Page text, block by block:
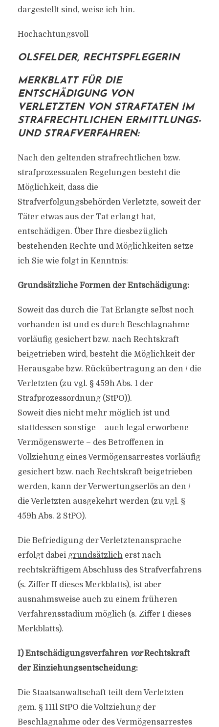
dargestellt sind, weise ich hin.
Hochachtungsvoll
OLSFELDER, RECHTSPFLEGERIN
MERKBLATT FÜR DIE
ENTSCHÄDIGUNG VON
VERLETZTEN VON STRAFTATEN IM
STRAFRECHTLICHEN ERMITTLUNGS-
UND STRAFVERFAHREN:
Nach den geltenden strafrechtlichen bzw.
strafprozessualen Regelungen besteht die
Möglichkeit, dass die
Strafverfolgungsbehörden Verletzte, soweit der
Täter etwas aus der Tat erlangt hat,
entschädigen. Über Ihre diesbezüglich
bestehenden Rechte und Möglichkeiten setze
ich Sie wie folgt in Kenntnis:
Grundsätzliche Formen der Entschädigung:
Soweit das durch die Tat Erlangte selbst noch
vorhanden ist und es durch Beschlagnahme
vorläufig gesichert bzw. nach Rechtskraft
beigetrieben wird, besteht die Möglichkeit der
Herausgabe bzw. Rückübertragung an den / die
Verletzten (zu vgl. § 459h Abs. 1 der
Strafprozessordnung (StPO)).
Soweit dies nicht mehr möglich ist und
stattdessen sonstige – auch legal erworbene
Vermögenswerte – des Betroffenen in
Vollziehung eines Vermögensarrestes vorläufig
gesichert bzw. nach Rechtskraft beigetrieben
werden, kann der Verwertungserlös an den /
die Verletzten ausgekehrt werden (zu vgl. §
459h Abs. 2 StPO).
Die Befriedigung der Verletztenansprache
erfolgt dabei grundsätzlicherst nach
rechtskräftigem Abschluss des Strafverfahrens
(s. Ziffer II dieses Merkblatts), ist aber
ausnahmsweise auch zu einem früheren
Verfahrensstadium möglich (s. Ziffer I dieses
Merkblatts).
I) Entschädigungsverfahren vor Rechtskraft
der Einziehungsentscheidung:
Die Staatsanwaltschaft teilt dem Verletzten
gem. § 111l StPO die Voltziehung der
Beschlagnahme oder des Vermögensarrestes